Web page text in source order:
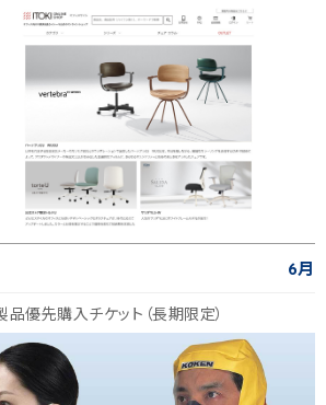
6月
品優先購入チケット（長期限定）